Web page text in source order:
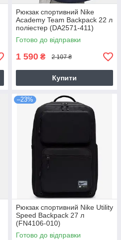
Рюкзак спортивний Nike
Academy Team Backpack 22 л
поліестер (DA2571-411)
Готово до відправки
1 590 ₴ 2 107 ₴
Купити
–23%
Рюкзак спортивний Nike Utility
Speed Backpack 27 л
(FN4106-010)
Готово до відправки